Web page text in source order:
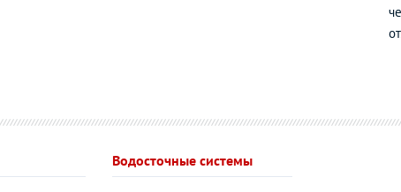
Водосточные системы